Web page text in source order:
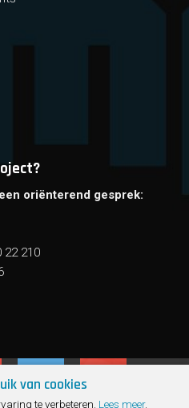
oriënterend gesprek:
22 210
van cookies
te verbeteren. Lees meer.